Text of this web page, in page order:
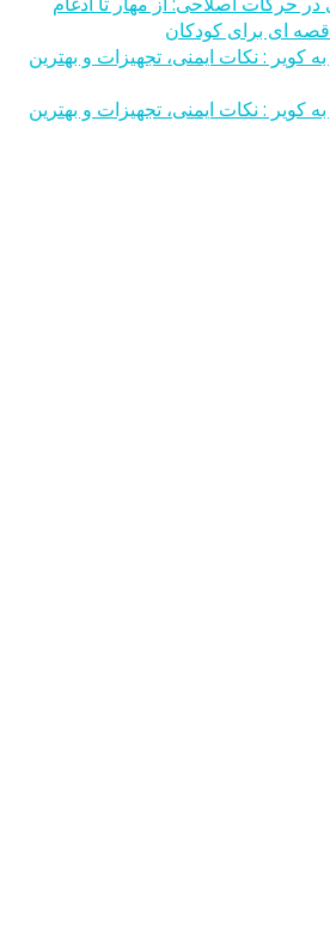
ای برای کودکان
کویر : نکات ایمنی، تجهیزات و بهترین
کویر : نکات ایمنی، تجهیزات و بهترین